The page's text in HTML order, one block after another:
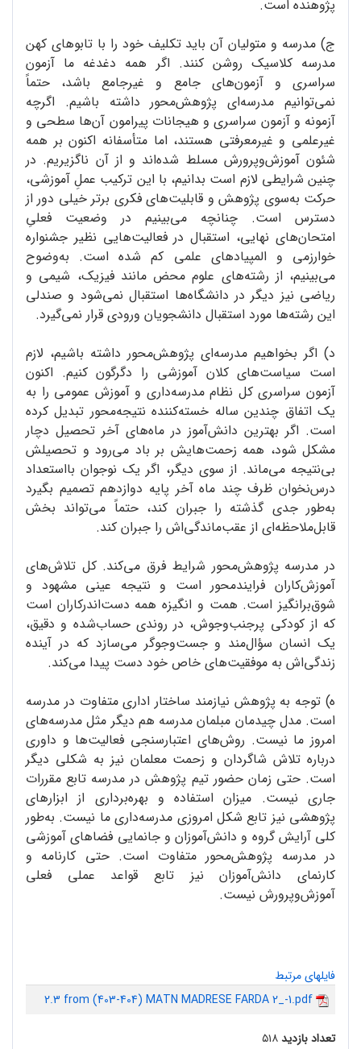
پژوهنده است.
ج) مدرسه و متولیان آن باید تکلیف خود را با تابوهای کهن
مدرسه کلاسیک روشن کنند. اگر همه دغدغه ما آزمون
سراسری و آزمون‌های جامع و غیرجامع باشد، حتماً
نمی‌توانیم مدرسه‌ای پژوهش‌محور داشته باشیم. اگرچه
آزمونه و آزمون سراسری و هیجانات پیرامون آن‌ها سطحی و
غیرعلمی و غیرمعرفتی هستند، اما متأسفانه اکنون بر همه
شئون آموزش‌و‌پرورش مسلط شده‌اند و از آن ناگزیریم. در
چنین شرایطی لازم است بدانیم، با این ترکیب عملِ آموزشی،
حرکت به‌سوی پژوهش و قابلیت‌های فکری برتر خیلی دور از
دسترس است. چنانچه می‌بینیم در وضعیت فعلیِ
امتحان‌های نهایی، استقبال در فعالیت‌هایی نظیر جشنواره
خوارزمی و المپیاد‌های علمی کم شده است. به‌وضوح
می‌بینیم، از رشته‌های علوم محض مانند فیزیک، شیمی و
ریاضی نیز دیگر در دانشگاه‌ها استقبال نمی‌شود و صندلی
این رشته‌ها مورد استقبال دانشجویان ورودی قرار نمی‌گیرد.
د) اگر بخواهیم مدرسه‌ای پژوهش‌محور داشته باشیم، لازم
است سیاست‌های کلان آموزشی را دگرگون کنیم. اکنون
آزمون سراسری کل نظام مدرسه‌داری و آموزش عمومی را به
یک اتفاق چندین ساله‌ خسته‌کننده نتیجه‌محور تبدیل کرده
است. اگر بهترین دانش‌آموز در ماه‌های آخر تحصیل دچار
مشکل شود، همه زحمت‌هایش بر باد می‌رود و تحصیلش
بی‌نتیجه می‌ماند. از سوی دیگر، اگر یک نوجوان بااستعداد
درس‌نخوان ظرف چند ماه آخر پایه دوازدهم تصمیم بگیرد
به‌طور جدی گذشته را جبران کند، حتماً می‌تواند بخش
قابل‌ملاحظه‌ای از عقب‌ماندگی‌اش را جبران کند.
در مدرسه پژوهش‌محور شرایط فرق می‌کند. کل تلاش‌های
آموزش‌کاران فرایند‌محور است و نتیجه عینی مشهود و
شوق‌برانگیز است. همت و انگیزه همه دست‌اندرکاران است
که از کودکی پرجنب‌وجوش، در روندی حساب‌شده و دقیق،
یک انسان سؤال‌مند و جست‌وجوگر می‌سازد که در آینده
زندگی‌اش به موفقیت‌های خاص خود دست پیدا می‌کند.
ه) توجه به پژوهش نیازمند ساختار اداری متفاوت در مدرسه
است. مدل چیدمان مبلمان مدرسه هم دیگر مثل مدرسه‌های
امروز ما نیست. روش‌های اعتبار‌سنجی فعالیت‌ها و داوری
درباره تلاش شاگردان و زحمت معلمان نیز به شکلی دیگر
است. حتی زمان حضور تیم پژوهش‌ در مدرسه تابع مقررات
جاری نیست. میزان استفاده و بهره‌برداری از ابزارهای
پژوهشی نیز تابع شکل امروزی مدرسه‌داری ما نیست. به‌طور
کلی آرایش گروه و دانش‌آموزان و جانمایی فضاهای آموزشی
در مدرسه پژوهش‌محور متفاوت است. حتی کارنامه و
کارنمای دانش‌آموزان نیز تابع قواعد عملی فعلی
آموزش‌و‌پرورش نیست.
فایلهای مرتبط
2.3 from (403-404) MATN MADRESE FARDA 2_-1.pdf
تعداد بازدید۵۱۸